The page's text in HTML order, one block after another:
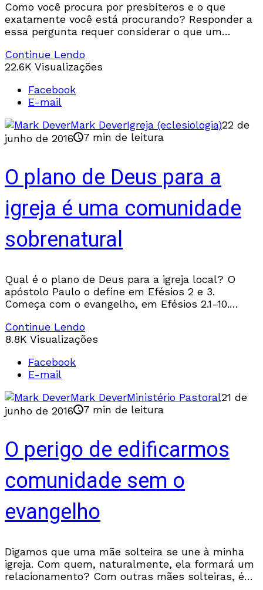
Como você procura por presbíteros e o que
exatamente você está procurando? Responder a
essa pergunta requer considerar o que um
Continue Lendo
22.6K Visualizações
Facebook
E-mail
Mark DeverIgreja (eclesiologia)22 de
junho de 2016
7 min de leitura
O plano de Deus para a
igreja é uma comunidade
sobrenatural
Qual é o plano de Deus para a igreja local? O
apóstolo Paulo o define em Efésios 2 e 3.
Começa com o evangelho, em Efésios 2.1-10.
Continue Lendo
8.8K Visualizações
Facebook
E-mail
Mark DeverMinistério Pastoral21 de
junho de 2016
7 min de leitura
O perigo de edificarmos
comunidade sem o
evangelho
Digamos que uma mãe solteira se une à minha
igreja. Com quem, naturalmente, ela formará um
relacionamento? Com outras mães solteiras, é